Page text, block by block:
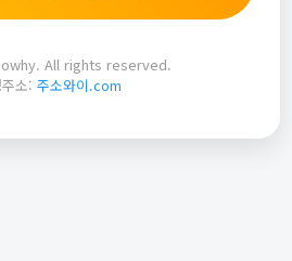
All rights reserved.
소: 주소와이.com